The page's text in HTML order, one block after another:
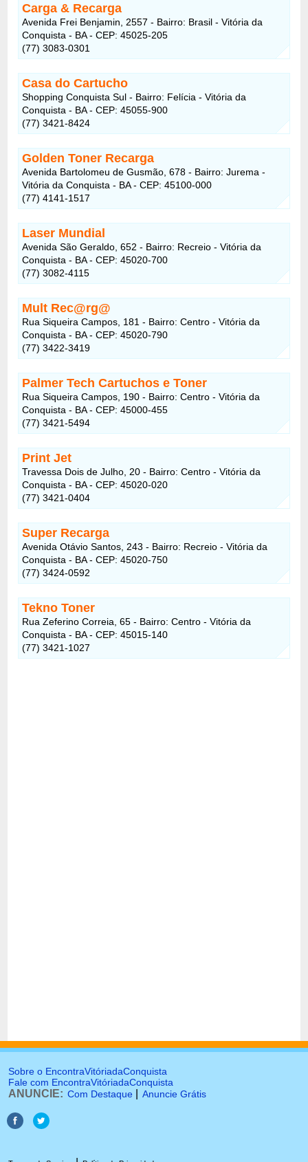
Carga & Recarga
Avenida Frei Benjamin, 2557 - Bairro: Brasil - Vitória da
Conquista - BA - CEP: 45025-205
(77) 3083-0301
Casa do Cartucho
Shopping Conquista Sul - Bairro: Felícia - Vitória da
Conquista - BA - CEP: 45055-900
(77) 3421-8424
Golden Toner Recarga
Avenida Bartolomeu de Gusmão, 678 - Bairro: Jurema -
Vitória da Conquista - BA - CEP: 45100-000
(77) 4141-1517
Laser Mundial
Avenida São Geraldo, 652 - Bairro: Recreio - Vitória da
Conquista - BA - CEP: 45020-700
(77) 3082-4115
Mult Rec@rg@
Rua Siqueira Campos, 181 - Bairro: Centro - Vitória da
Conquista - BA - CEP: 45020-790
(77) 3422-3419
Palmer Tech Cartuchos e Toner
Rua Siqueira Campos, 190 - Bairro: Centro - Vitória da
Conquista - BA - CEP: 45000-455
(77) 3421-5494
Print Jet
Travessa Dois de Julho, 20 - Bairro: Centro - Vitória da
Conquista - BA - CEP: 45020-020
(77) 3421-0404
Super Recarga
Avenida Otávio Santos, 243 - Bairro: Recreio - Vitória da
Conquista - BA - CEP: 45020-750
(77) 3424-0592
Tekno Toner
Rua Zeferino Correia, 65 - Bairro: Centro - Vitória da
Conquista - BA - CEP: 45015-140
(77) 3421-1027
Sobre o EncontraVitóriadaConquista
Fale com EncontraVitóriadaConquista
ANUNCIE: Com Destaque Anuncie Grátis